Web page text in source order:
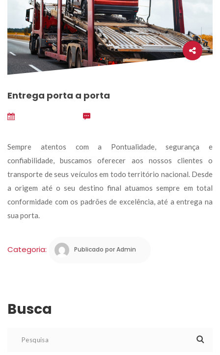
Entrega porta a porta
Sempre atentos com a Pontualidade, segurança e
confiabilidade, buscamos oferecer aos nossos clientes o
transporte de seus veículos em todo território nacional. Desde
a origem até o seu destino final atuamos sempre em total
conformidade com os padrões de excelência, até a entrega na
ua porta.
Categoria: Publicado por Admin
Busca